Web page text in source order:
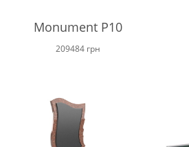
Monument P10
209484 грн